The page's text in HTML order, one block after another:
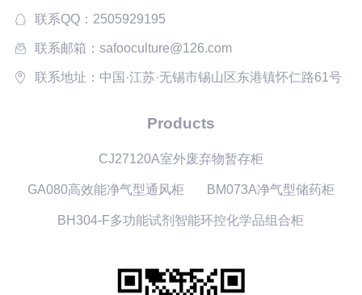
联系QQ：2505929195
联系邮箱：safooculture@126.com
联系地址：中国·江苏·无锡市锡山区东港镇怀仁路61号
Products
CJ27120A室外废弃物暂存柜
GA080高效能净气型通风柜 BM073A净气型储药柜
BH304-F多功能试剂智能环控化学品组合柜